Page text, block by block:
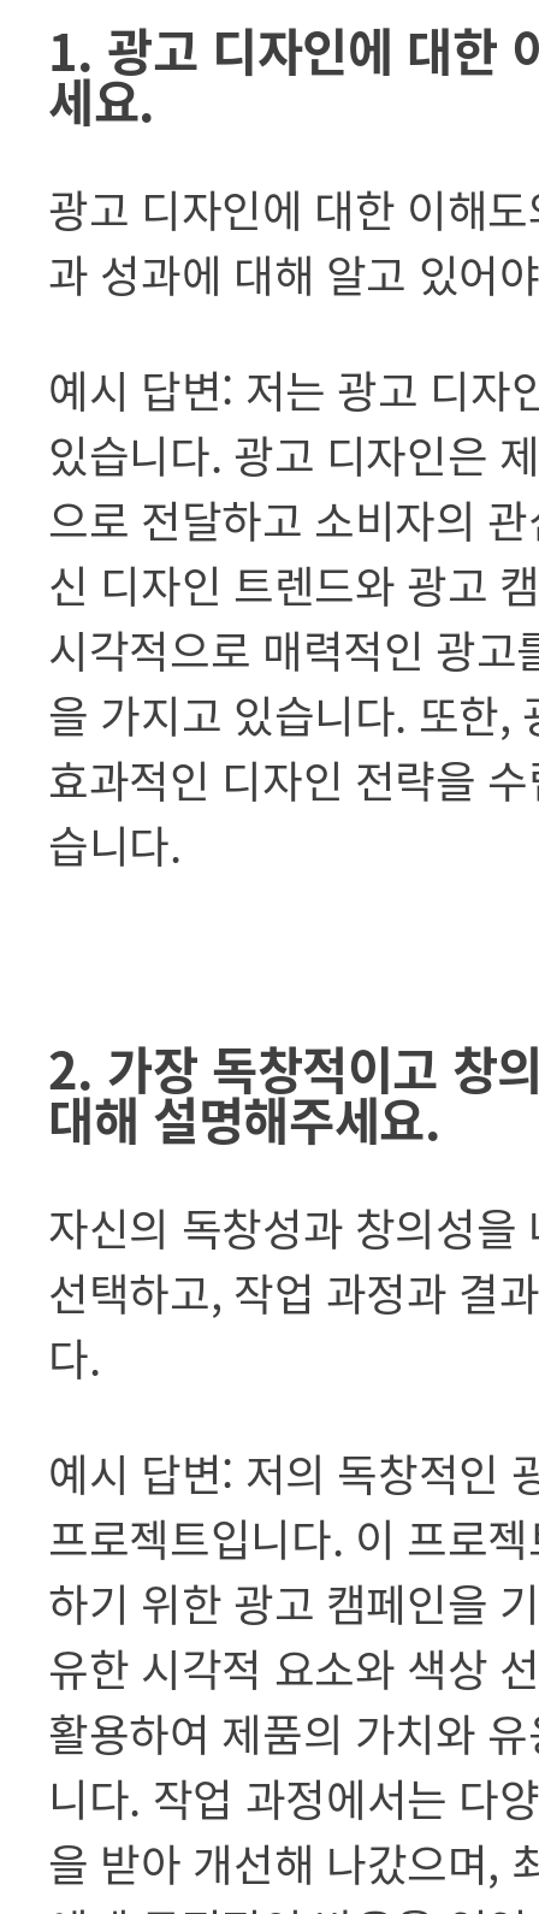
1. 광고 디자인에 대한
세요.
광고 디자인에 대한 이해
과 성과에 대해 알고 있어
예시 답변: 저는 광고 디자
있습니다. 광고 디자인은
으로 전달하고 소비자의
신 디자인 트렌드와 광고
시각적으로 매력적인 광
을 가지고 있습니다. 또한,
효과적인 디자인 전략을
습니다.
2. 가장 독창적이고 창
대해 설명해주세요.
자신의 독창성과 창의성
선택하고, 작업 과정과 결
다.
예시 답변: 저의 독창적인
프로젝트입니다. 이 프로
하기 위한 광고 캠페인을
유한 시각적 요소와 색상
활용하여 제품의 가치와
니다. 작업 과정에서는 다
을 받아 개선해 나갔으며,